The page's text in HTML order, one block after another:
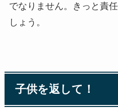
でなりません。きっと責
しょう。
子供を返して！